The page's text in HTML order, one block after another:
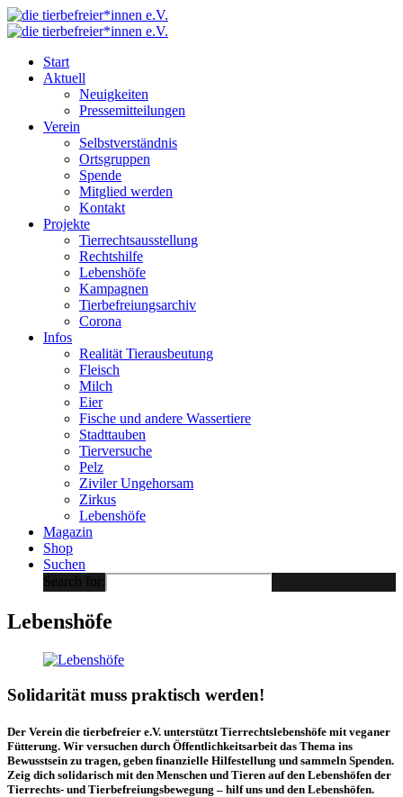
Start
Aktuell
Neuigkeiten
Pressemitteilungen
Verein
Selbstverständnis
Ortsgruppen
Spende
Mitglied werden
Kontakt
Projekte
Tierrechtsausstellung
Rechtshilfe
Lebenshöfe
Kampagnen
Tierbefreiungsarchiv
Corona
Infos
Realität Tierausbeutung
Fleisch
Milch
Eier
Fische und andere Wassertiere
Stadttauben
Tierversuche
Pelz
Ziviler Ungehorsam
Zirkus
Lebenshöfe
Magazin
Shop
Suchen
Search for:
Lebenshöfe
Solidarität muss praktisch werden!
Der Verein die tierbefreier e.V. unterstützt Tierrechtslebenshöfe mit veganer
Fütterung. Wir versuchen durch Öffentlichkeitsarbeit das Thema ins
Bewusstsein zu tragen, geben finanzielle Hilfestellung und sammeln Spenden.
Zeig dich solidarisch mit den Menschen und Tieren auf den Lebenshöfen der
Tierrechts- und Tierbefreiungsbewegung – hilf uns und den Lebenshöfen.